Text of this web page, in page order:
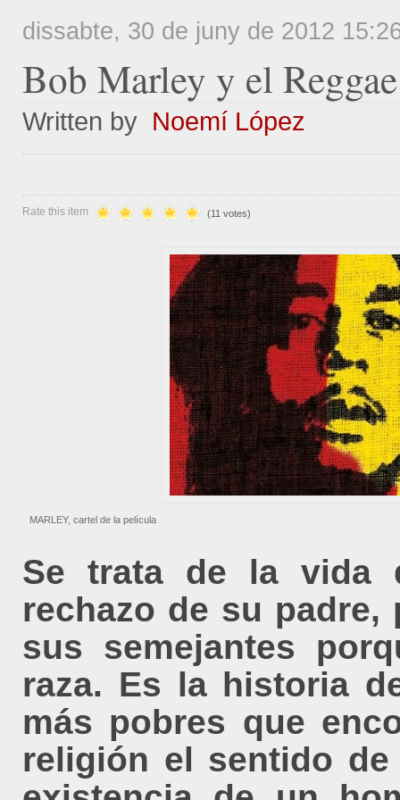
dissabte, 30 de juny de 2012
Bob Marley y el Reggae
Written by Noemí López
Rate this item (11 votes)
MARLEY, cartel de la película
Se trata de la vida
rechazo de su
sus semejantes
raza. Es la historia
más pobres que
religión el sentido